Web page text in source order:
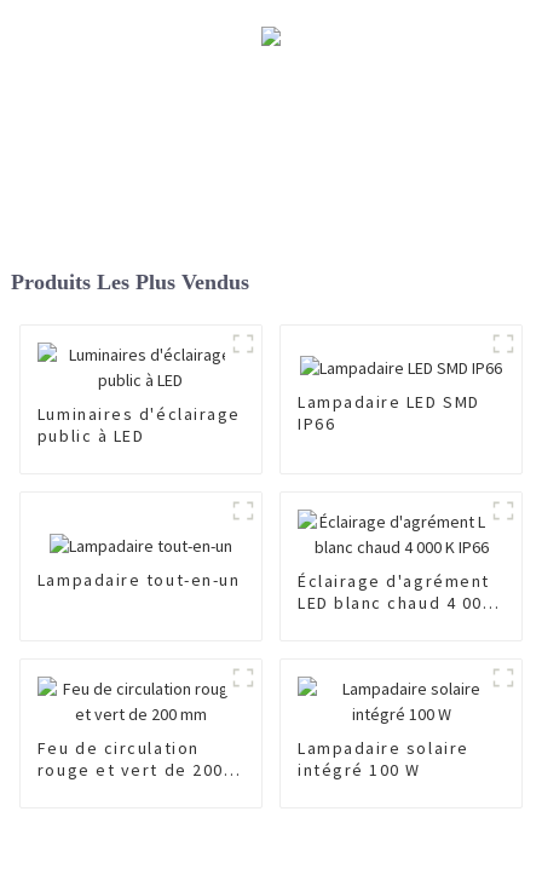
Produits Les Plus Vendus
Luminaires d'éclairage
public à LED
Lampadaire LED SMD
IP66
Lampadaire tout-en-un
Éclairage d'agrément
LED blanc chaud 4 000
Feu de circulation
rouge et vert de 200
Lampadaire solaire
intégré 100 W